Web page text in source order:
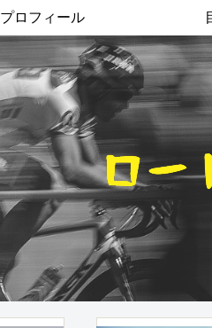
プロフィール